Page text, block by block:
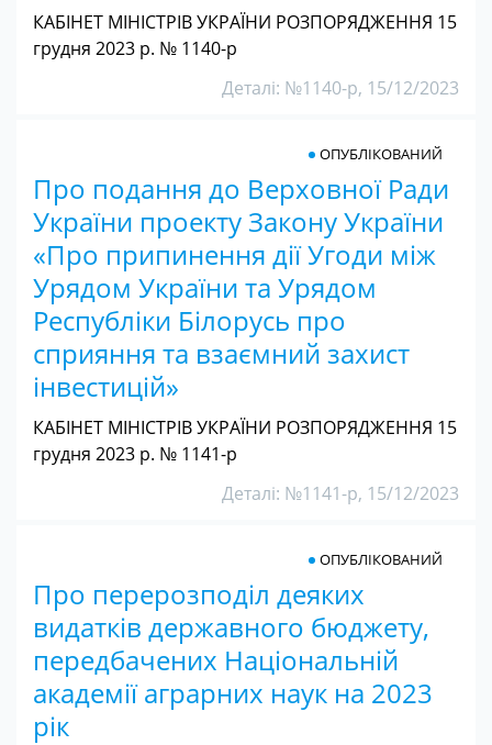
КАБІНЕТ МІНІСТРІВ УКРАЇНИ РОЗПОРЯДЖЕННЯ 15
грудня 2023 р. № 1140-р
Деталі: №1140-р, 15/12/2023
Про подання до Верховної Ради
України проекту Закону України
«Про припинення дії Угоди між
Урядом України та Урядом
Республіки Білорусь про
сприяння та взаємний захист
інвестицій»
ОПУБЛІКОВАНИЙ
КАБІНЕТ МІНІСТРІВ УКРАЇНИ РОЗПОРЯДЖЕННЯ 15
грудня 2023 р. № 1141-р
Деталі: №1141-р, 15/12/2023
Про перерозподіл деяких
видатків державного бюджету,
передбачених Національній
академії аграрних наук на 2023
рік
ОПУБЛІКОВАНИЙ